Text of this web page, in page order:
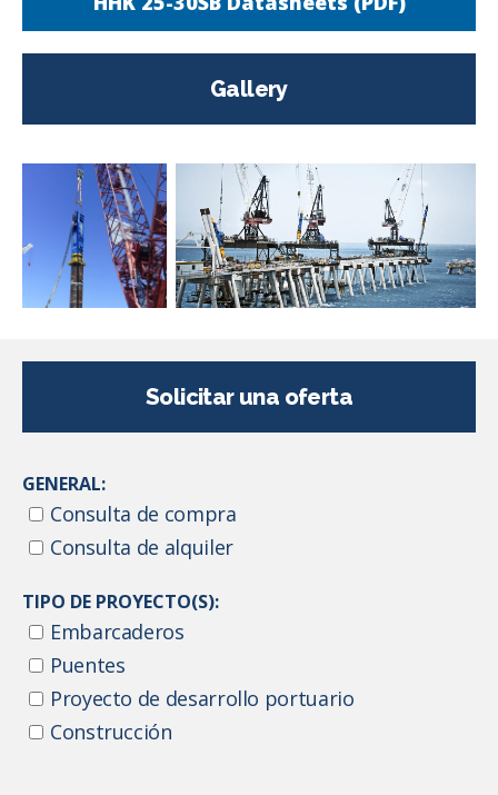
Gallery
Solicitar una oferta
GENERAL:
Consulta de compra
Consulta de alquiler
TIPO DE PROYECTO(S):
Embarcaderos
Puentes
Proyecto de desarrollo portuario
Construcción